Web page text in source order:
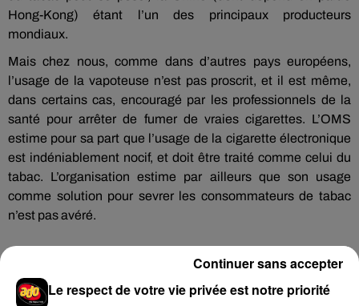
Hong-Kong) étant l’un des principaux producteurs
mondiaux.
Mais chez nous, comme dans d’autres pays européens,
l’usage de la vapoteuse n’est pas proscrit, et il est même,
dans certains cas, encouragé par les professionnels de la
santé pour arrêter de fumer de vraies cigarettes. L’OMS
estime pour sa part que l’usage de la cigarette électronique
est indéniablement nocif, et doit être traité comme celui du
tabac. L’organisation estime par ailleurs que son usage
comme solution pour sevrer les consommateurs de tabac
n’est pas avéré.
Hip-Hop News
Le respect de votre vie privée est notre priorité
Continuer sans accepter